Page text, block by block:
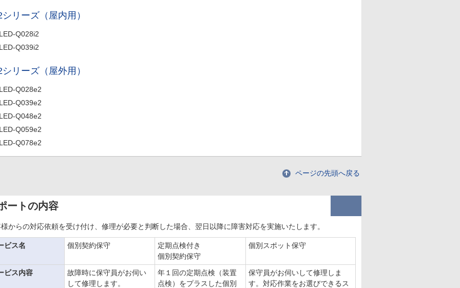
シリーズ（屋内用）
LED-Q028i2
LED-Q039i2
シリーズ（屋外用）
LED-Q028e2
LED-Q039e2
LED-Q048e2
LED-Q059e2
LED-Q078e2
ページの先頭へ戻る
ートの内容
からの対応依頼を受け付け、修理が必要と判断した場合、翌日以降に障害対応を実施いたします。
ビス名 個別契約保守
定期点検付き
個別契約保守
個別スポット保守
ビス内容
故障時に保守員がお伺い
して修理します。
年１回の定期点検（装置
点検）をプラスした個別
保守員がお伺いして修理しま
す。対応作業をお選びできるス